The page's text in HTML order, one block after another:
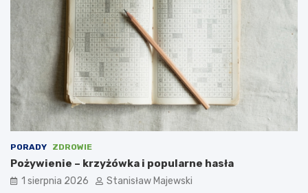
PORADY ZDROWIE
Pożywienie – krzyżówka i popularne hasła
1 sierpnia 2026 Stanisław Majewski